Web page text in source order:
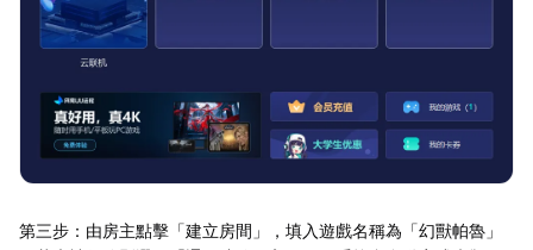
第三步：由房主點擊「建立房間」，填入遊戲名稱為「幻獸帕魯」